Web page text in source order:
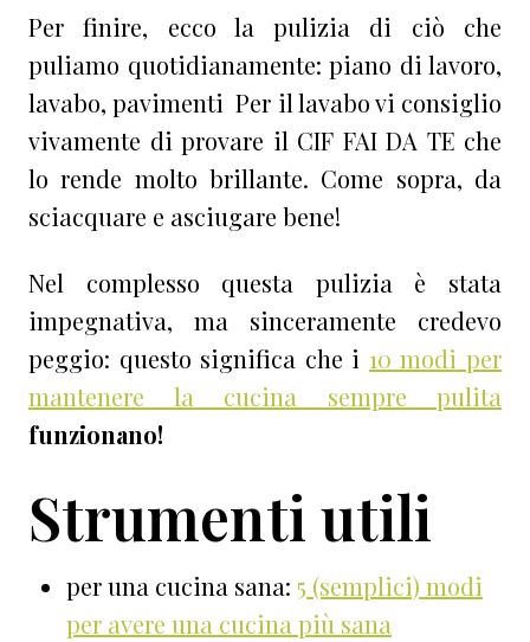
Per finire, ecco la pulizia di ciò che
puliamo quotidianamente: piano di lavoro,
lavabo, pavimenti Per il lavabo vi consiglio
vivamente di provare il CIF FAI DA TE che
lo rende molto brillante. Come sopra, da
sciacquare e asciugare bene!
Nel complesso questa pulizia è stata
impegnativa, ma sinceramente credevo
peggio: questo significa che i 10 modi per
mantenere la cucina sempre pulita
funzionano!
Strumenti utili
per una cucina sana: 5 (semplici) modi
per avere una cucina più sana